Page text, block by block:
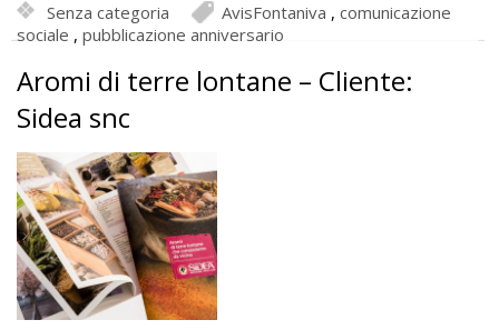
Senza categoria AvisFontaniva , comunicazione
sociale , pubblicazione anniversario
Aromi di terre lontane – Cliente:
Sidea snc